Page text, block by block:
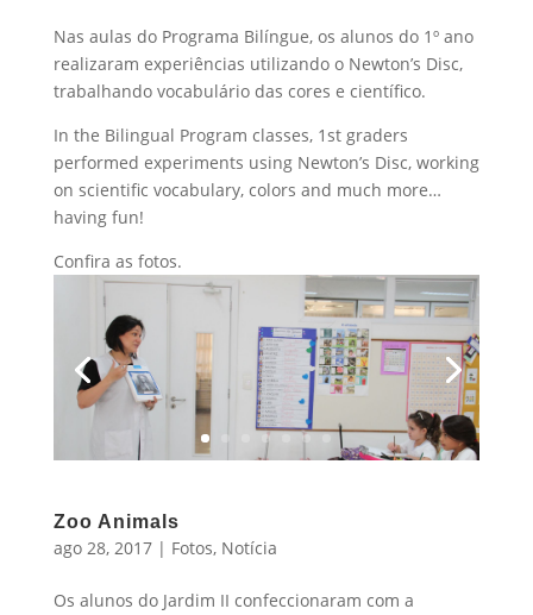
Nas aulas do Programa Bilíngue, os alunos do 1º ano
realizaram experiências utilizando o Newton’s Disc,
trabalhando vocabulário das cores e científico.
In the Bilingual Program classes, 1st graders
performed experiments using Newton’s Disc, working
on scientific vocabulary, colors and much more…
having fun!
Confira as fotos.
Zoo Animals
ago 28, 2017| Fotos, Notícia
Os alunos do Jardim II confeccionaram com a